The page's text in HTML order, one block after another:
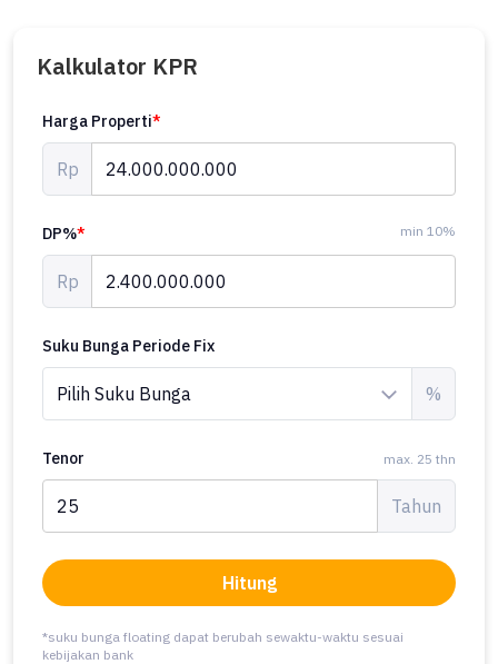
Kalkulator KPR
Harga Properti*
Rp
DP%* min 10%
Rp
Suku Bunga Periode Fix
%
Tenor max. 25 thn
Tahun
Hitung
*suku bunga floating dapat berubah sewaktu-waktu sesuai
kebijakan bank